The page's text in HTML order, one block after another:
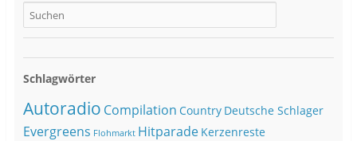
Schlagwörter
Autoradio Compilation Country Deutsche Schlager
Evergreens Flohmarkt Hitparade Kerzenreste